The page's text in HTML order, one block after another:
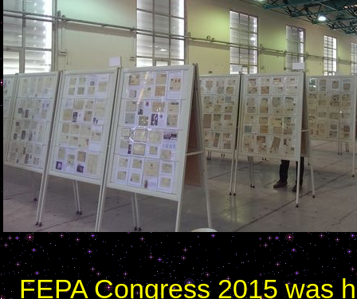
FEPA Congress 2015 was